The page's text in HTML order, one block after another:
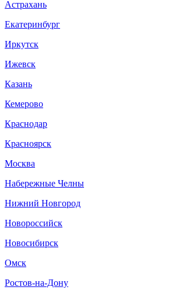
Астрахань
Екатеринбург
Иркутск
Ижевск
Казань
Кемерово
Краснодар
Красноярск
Москва
Набережные Челны
Нижний Новгород
Новороссийск
Новосибирск
Омск
Ростов-на-Дону